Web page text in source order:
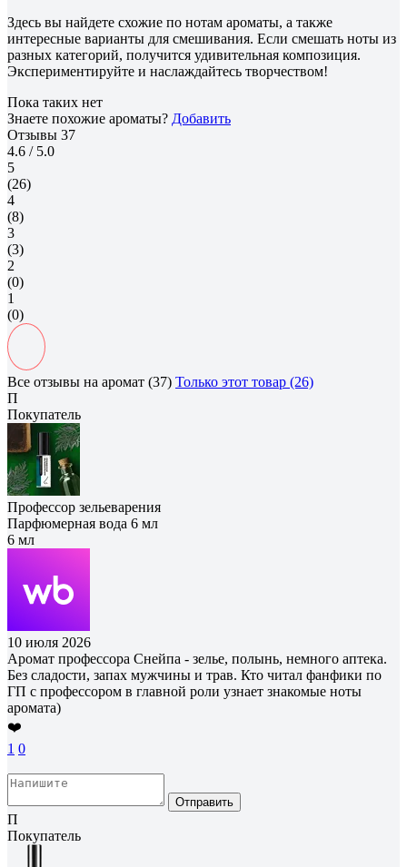
Здесь вы найдете схожие по нотам ароматы, а также
интересные варианты для смешивания. Если смешать ноты из
разных категорий, получится удивительная композиция.
Экспериментируйте и наслаждайтесь творчеством!
Пока таких нет
Знаете похожие ароматы? Добавить
Отзывы 37
4.6 / 5.0
5
(26)
4
(8)
3
(3)
2
(0)
1
(0)
Все отзывы на аромат (37) Только этот товар (26)
П
Покупатель
Профессор зельеварения
Парфюмерная вода 6 мл
6 мл
10 июля 2026
Аромат профессора Снейпа - зелье, полынь, немного аптека.
Без сладости, запах мужчины и трав. Кто читал фанфики по
ГП с профессором в главной роли узнает знакомые ноты
аромата)
❤️
1 0
Отправить
П
Покупатель